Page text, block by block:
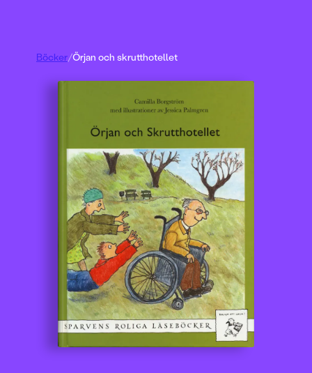
Böcker/Örjan och skrutthotellet